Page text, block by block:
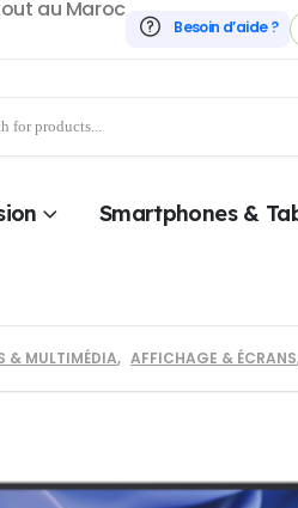
au Maroc
Besoin d’aide ?
Smartphones &
& MULTIMÉDIA, AFFICHAGE & ÉCRANS